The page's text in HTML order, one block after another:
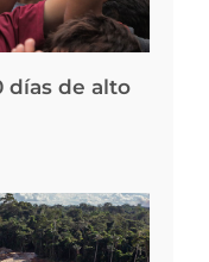
días de alto